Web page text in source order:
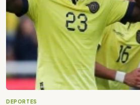
DEPORTES